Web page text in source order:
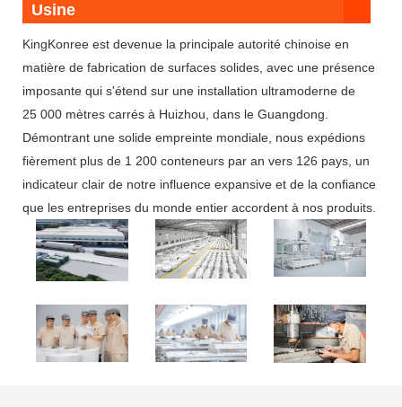
Usine
KingKonree est devenue la principale autorité chinoise en
matière de fabrication de surfaces solides, avec une présence
imposante qui s'étend sur une installation ultramoderne de
25 000 mètres carrés à Huizhou, dans le Guangdong.
Démontrant une solide empreinte mondiale, nous expédions
fièrement plus de 1 200 conteneurs par an vers 126 pays, un
indicateur clair de notre influence expansive et de la confiance
que les entreprises du monde entier accordent à nos produits.